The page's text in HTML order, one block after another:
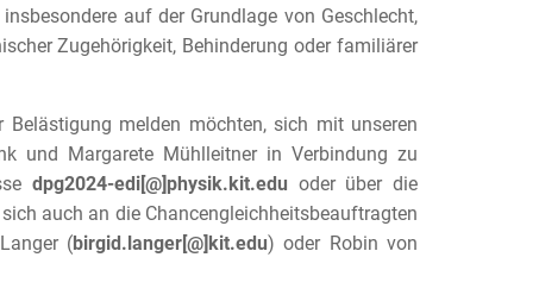
auf der Grundlage von Geschlecht,
Zugehörigkeit, Behinderung oder familiärer
Belästigung melden möchten, sich mit unseren
und Margarete Mühlleitner in Verbindung zu
dpg2024-edi[@]physik.kit.edu oder über die
auch an die Chancengleichheitsbeauftragten
(birgid.langer[@]kit.edu) oder Robin von